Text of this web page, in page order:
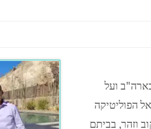
ועל
הפוליטיקה
וזהר, בביתם